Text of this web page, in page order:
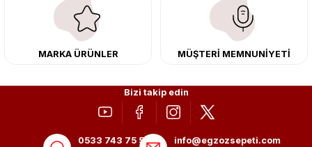
adres: Egzoz Sepeti.
MARKA ÜRÜNLER MÜŞTERİ MEMNUNİYETİ
Bizi takip edin
0533 743 75 56
info@egzozsepeti.com